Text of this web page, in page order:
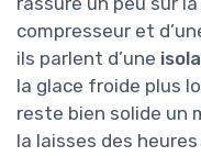
compresseur et
ils parlent d’une
la glace froide plus
reste bien solide un
la laisses des